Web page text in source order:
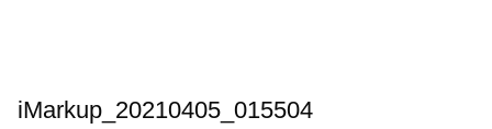
iMarkup_20210405_015504